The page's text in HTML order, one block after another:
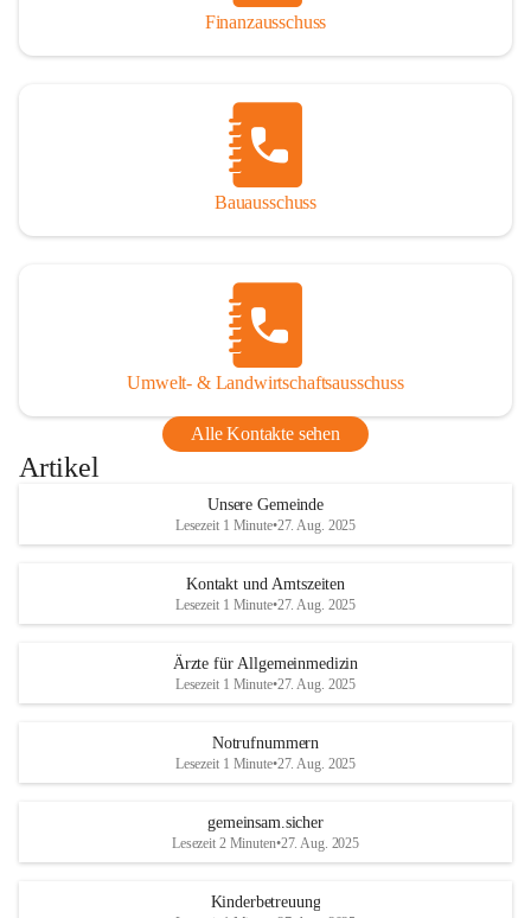
Finanzausschuss
Bauausschuss
Umwelt- & Landwirtschaftsausschuss
Alle Kontakte sehen
Artikel
Unsere Gemeinde
Lesezeit 1 Minute•27. Aug. 2025
Kontakt und Amtszeiten
Lesezeit 1 Minute•27. Aug. 2025
Ärzte für Allgemeinmedizin
Lesezeit 1 Minute•27. Aug. 2025
Notrufnummern
Lesezeit 1 Minute•27. Aug. 2025
gemeinsam.sicher
Lesezeit 2 Minuten•27. Aug. 2025
Kinderbetreuung